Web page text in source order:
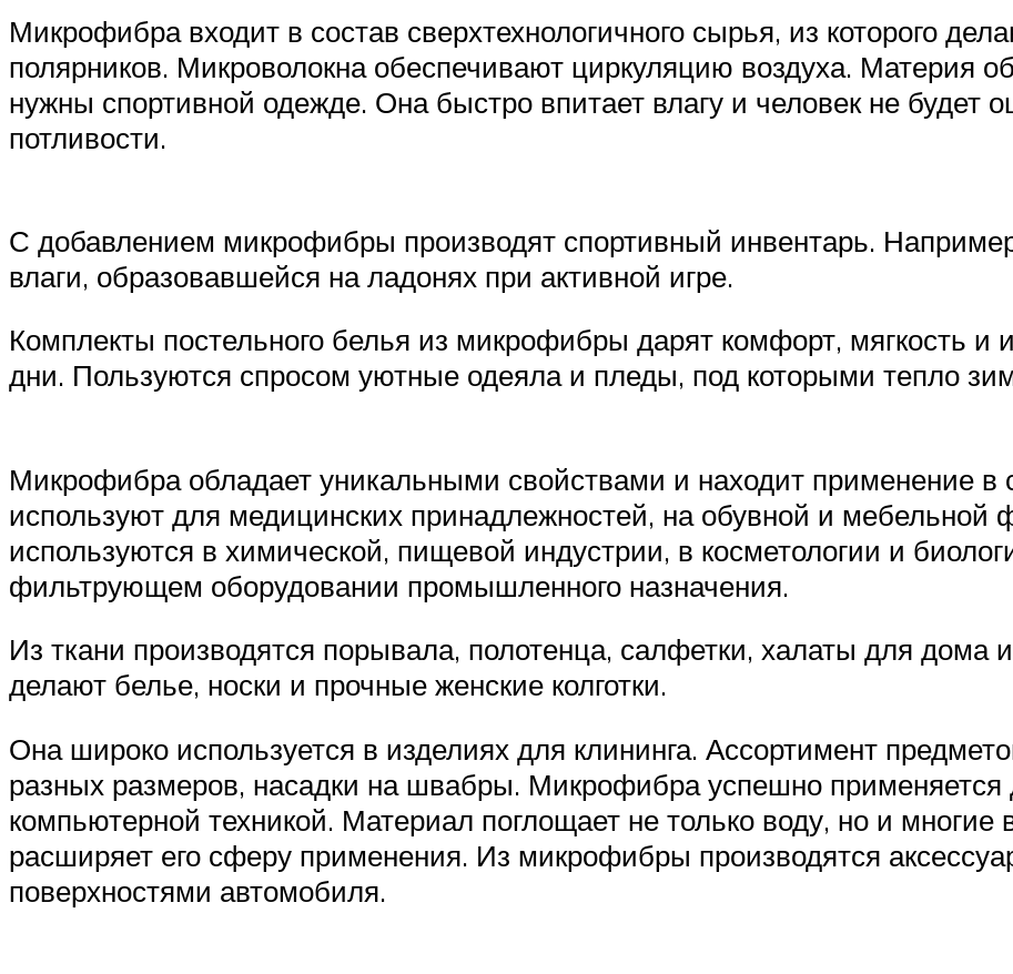
Микрофибра входит в состав сверхтехнологичного сырья, из которого
полярников. Микроволокна обеспечивают циркуляцию воздуха. Материя
нужны спортивной одежде. Она быстро впитает влагу и человек не будет
потливости.
С добавлением микрофибры производят спортивный инвентарь.
влаги, образовавшейся на ладонях при активной игре.
Комплекты постельного белья из микрофибры дарят комфорт, мягкость и
дни. Пользуются спросом уютные одеяла и пледы, под которыми тепло
Микрофибра обладает уникальными свойствами и находит применение в
используют для медицинских принадлежностей, на обувной и
используются в химической, пищевой индустрии, в косметологии и
фильтрующем оборудовании промышленного назначения.
Из ткани производятся порывала, полотенца, салфетки, халаты для
делают белье, носки и прочные женские колготки.
Она широко используется в изделиях для клининга. Ассортимент
разных размеров, насадки на швабры. Микрофибра успешно применяется
компьютерной техникой. Материал поглощает не только воду, но и многие
расширяет его сферу применения. Из микрофибры производятся
поверхностями автомобиля.